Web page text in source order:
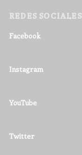
REDES SOCIALES
Facebook
Instagram
YouTube
Twitter